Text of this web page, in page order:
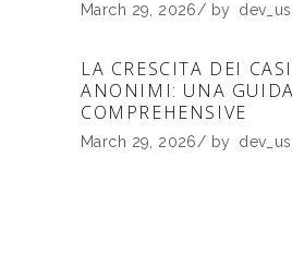
March 29, 2026 by
LA CRESCITA DEI
ANONIMI: UNA GUIDA
COMPREHENSIVE
March 29, 2026 by